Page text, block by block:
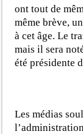
ont tout de
même brève,
à cet âge. Le
mais il sera
été présidente
Les médias